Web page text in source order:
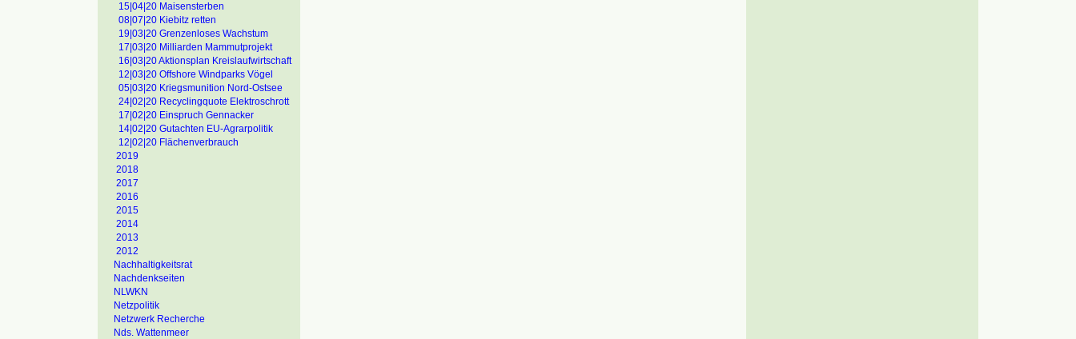
15|04|20 Maisensterben
08|07|20 Kiebitz retten
19|03|20 Grenzenloses Wachstum
17|03|20 Milliarden Mammutprojekt
16|03|20 Aktionsplan Kreislaufwirtschaft
12|03|20 Offshore Windparks Vögel
05|03|20 Kriegsmunition Nord-Ostsee
24|02|20 Recyclingquote Elektroschrott
17|02|20 Einspruch Gennacker
14|02|20 Gutachten EU-Agrarpolitik
12|02|20 Flächenverbrauch
2019
2018
2017
2016
2015
2014
2013
2012
Nachhaltigkeitsrat
Nachdenkseiten
NLWKN
Netzpolitik
Netzwerk Recherche
Nds. Wattenmeer